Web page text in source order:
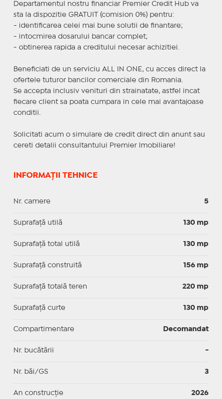
Departamentul nostru financiar Premier Credit Hub va
sta la dispozitie GRATUIT (comision 0%) pentru:
- identificarea celei mai bune solutii de finantare;
- intocmirea dosarului bancar complet;
- obtinerea rapida a creditului necesar achizitiei.
Beneficiati de un serviciu ALL IN ONE, cu acces direct la
ofertele tuturor bancilor comerciale din Romania.
Se accepta inclusiv venituri din strainatate, astfel incat
fiecare client sa poata cumpara in cele mai avantajoase
conditii.
Solicitati acum o simulare de credit direct din anunt sau
cereti detalii consultantului Premier Imobiliare!
INFORMAȚII TEHNICE
Nr. camere 5
Suprafaţă utilă 130 mp
Suprafaţă total utilă 130 mp
Suprafaţă construită 156 mp
Suprafață totală teren 220 mp
Suprafaţă curte 130 mp
Compartimentare Decomandat
Nr. bucătării -
Nr. băi/GS 3
An construcție 2026